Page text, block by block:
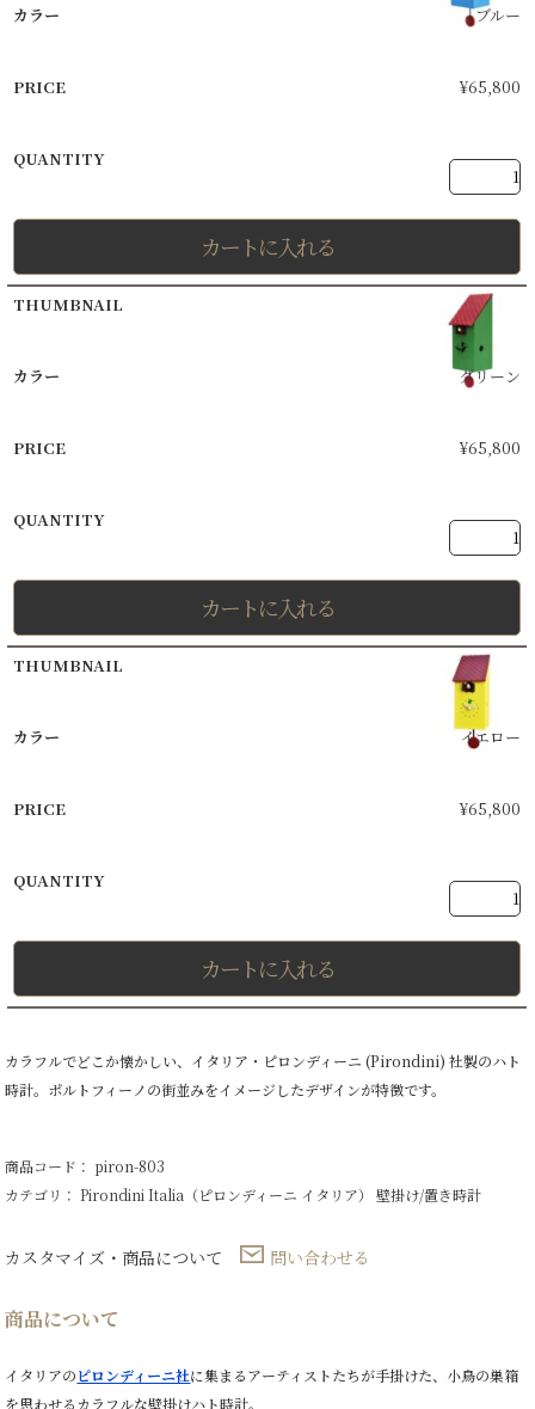
ブルー
¥65,800
カートに入れる
グリーン
¥65,800
カートに入れる
イエロー
¥65,800
カートに入れる
カラフルでどこか懐かしい、イタリア・ピロンディーニ (Pirondini) 社製のハト
時計。ポルトフィーノの街並みをイメージしたデザインが特徴です。
商品コード： piron-803
カテゴリ：Pirondini Italia（ピロンディーニ イタリア） 壁掛け/置き時計
カスタマイズ・商品について 問い合わせる
商品について
イタリアのピロンディーニ社に集まるアーティストたちが手掛けた、小鳥の巣箱
を思わせるカラフルな壁掛けハト時計。